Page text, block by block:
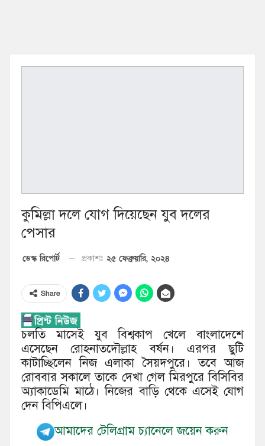
কুমিল্লা দলে যোগ দিয়েছেন যুব দলের
পেসার
ডেস্ক রিপোর্ট প্রকাশঃ ২৫ ফেব্রুয়ারি, ২০২৪
Share
চলতি মাসেই যুব বিশ্বকাপ খেলে বাংলাদেশে
এসেছেন রোহনাতদৌল্লাহ বর্ষন। এরপর ছুটি
কাটাচ্ছিলেন নিজ এলাকা সৈয়দপুরে। তবে আজ
রোববার সকালে তাকে দেখা গেল মিরপুরে বিসিবির
অ্যাকাডেমি মাঠে। নিজের বাড়ি থেকে এসেই যোগ
দেন বিপিএলে।
আমাদের টেলিগ্রাম চ্যানেলে জয়েন করুন